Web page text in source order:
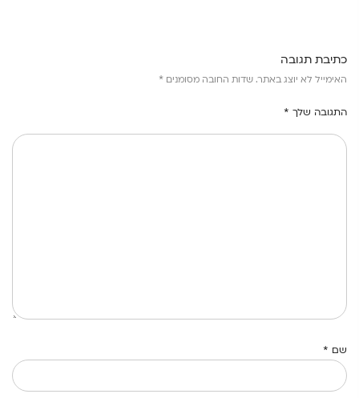
כתיבת תגובה
האימייל לא יוצג באתר. שדות החובה מסומנים *
התגובה שלך *
שם *